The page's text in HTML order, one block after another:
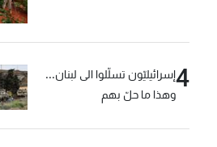
4إسرائيليّون تسلّلوا الى لبنان...
وهذا ما حلّ بهم